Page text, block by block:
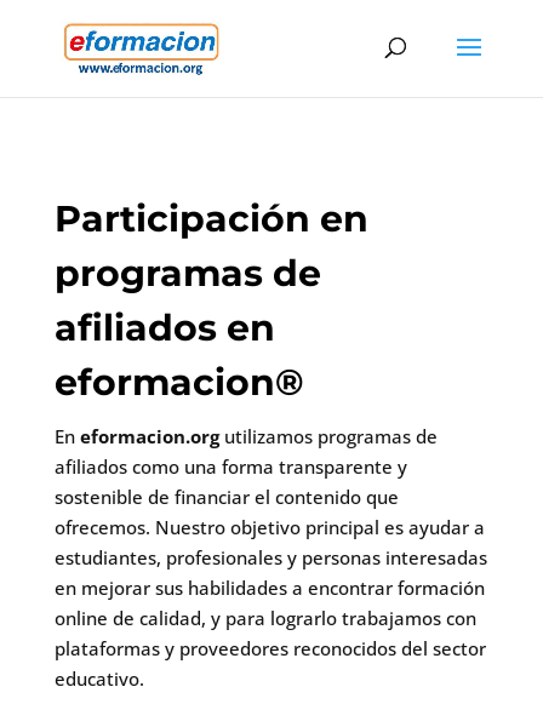
Participación en
programas de
afiliados en
eformacion®
En eformacion.orgutilizamos programas de
afiliados como una forma transparente y
sostenible de financiar el contenido que
ofrecemos. Nuestro objetivo principal es ayudar a
estudiantes, profesionales y personas interesadas
en mejorar sus habilidades a encontrar formación
online de calidad, y para lograrlo trabajamos con
plataformas y proveedores reconocidos del sector
educativo.